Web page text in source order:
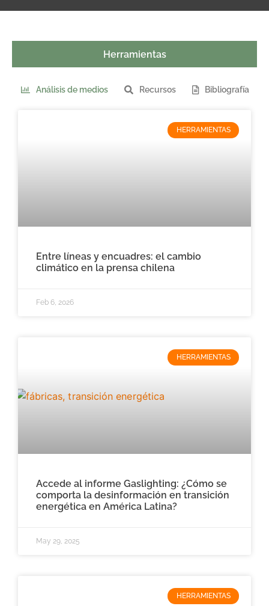
Herramientas
Análisis de medios Recursos Bibliografía
HERRAMIENTAS
Entre líneas y encuadres: el cambio
climático en la prensa chilena
Feb 6, 2026
HERRAMIENTAS
Accede al informe Gaslighting: ¿Cómo se
comporta la desinformación en transición
energética en América Latina?
May 29, 2025
HERRAMIENTAS